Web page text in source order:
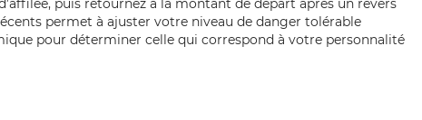
puis retournez à la montant de départ après un revers
permet à ajuster votre niveau de danger tolérable
pour déterminer celle qui correspond à votre personnalité